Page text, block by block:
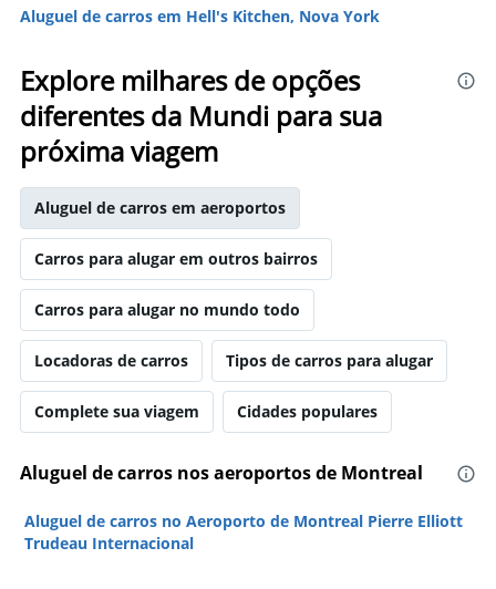
Aluguel de carros em Hell's Kitchen, Nova York
Explore milhares de opções
diferentes da Mundi para sua
próxima viagem
Aluguel de carros em aeroportos
Carros para alugar em outros bairros
Carros para alugar no mundo todo
Locadoras de carros Tipos de carros para alugar
Complete sua viagem Cidades populares
Aluguel de carros nos aeroportos de Montreal
Aluguel de carros no Aeroporto de Montreal Pierre Elliott
Trudeau Internacional